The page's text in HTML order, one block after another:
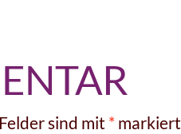
sind mit * markiert